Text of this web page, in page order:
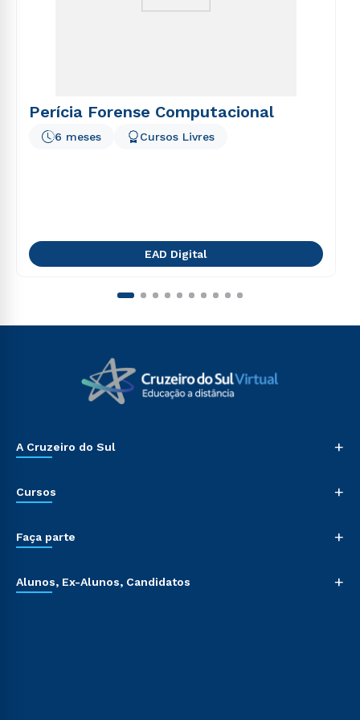
Perícia Forense Computacional
6 meses Cursos Livres
EAD Digital
A Cruzeiro do Sul +
Cursos +
Faça parte +
Alunos, Ex-Alunos, Candidatos +